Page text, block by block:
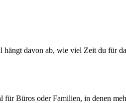
davon ab, wie viel Zeit du für
Büros oder Familien, in denen